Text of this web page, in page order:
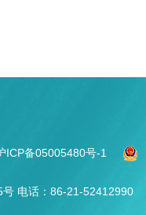
ICP备05005480号-1
电话：86-21-52412990